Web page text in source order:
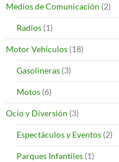
Medios de Comunicación (2)
Radios (1)
Motor Vehículos (18)
Gasolineras (3)
Motos (6)
Ocio y Diversión (3)
Espectáculos y Eventos (2)
Parques Infantiles (1)